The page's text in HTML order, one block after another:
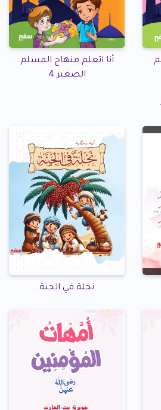
أنا اتعلم منهاج المسلم
الصغير 4
نخلة في الجنة